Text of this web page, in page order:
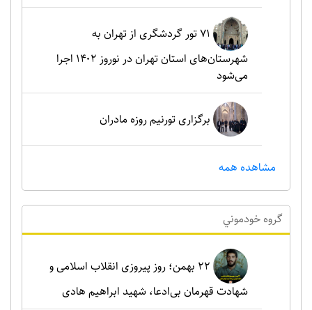
۷۱ تور گردشگری از تهران به
شهرستان‌های استان تهران در نوروز ۱۴۰۲ اجرا
می‌شود
برگزاری تورنیم روزه مادران
مشاهده همه
گروه خودموني
۲۲ بهمن؛ روز پیروزی انقلاب اسلامی و
شهادت قهرمان بی‌ادعا، شهید ابراهیم هادی